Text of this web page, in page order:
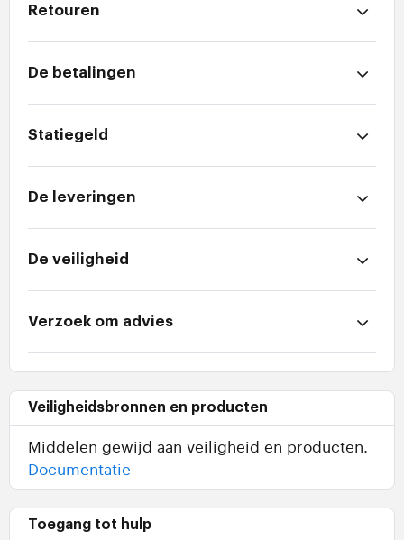
Retouren
De betalingen
Statiegeld
De leveringen
De veiligheid
Verzoek om advies
Veiligheidsbronnen en producten
Middelen gewijd aan veiligheid en producten.
Documentatie
Toegang tot hulp